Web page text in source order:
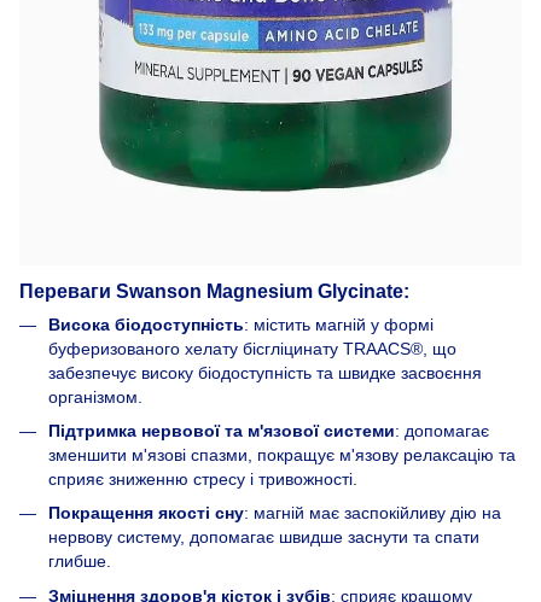
Переваги Swanson Magnesium Glycinate:
Висока біодоступність: містить магній у формі
буферизованого хелату бісгліцинату TRAACS®, що
забезпечує високу біодоступність та швидке засвоєння
організмом.
Підтримка нервової та м'язової системи: допомагає
зменшити м'язові спазми, покращує м'язову релаксацію та
сприяє зниженню стресу і тривожності.
Покращення якості сну: магній має заспокійливу дію на
нервову систему, допомагає швидше заснути та спати
глибше.
Зміцнення здоров'я кісток і зубів: сприяє кращому